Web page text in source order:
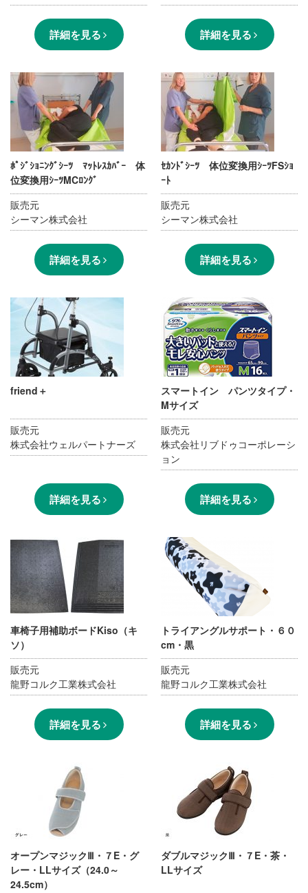
詳細を見る 詳細を見る
ﾎﾟｼﾞｼｮﾆﾝｸﾞｼｰﾂ ﾏｯﾄﾚｽｶﾊﾞｰ 体
位変換用ｼｰﾂMCﾛﾝｸﾞ
販売元
シーマン株式会社
詳細を見る
ｾｶﾝﾄﾞｼｰﾂ 体位変換用ｼｰﾂFSｼｮ
ｰﾄ
販売元
シーマン株式会社
詳細を見る
friend＋
販売元
株式会社ウェルパートナーズ
詳細を見る
スマートイン パンツタイプ・
Mサイズ
販売元
株式会社リブドゥコーポレーシ
ョン
詳細を見る
車椅子用補助ボードKiso（キ
ソ）
販売元
龍野コルク工業株式会社
詳細を見る
トライアングルサポート・６０
cm・黒
販売元
龍野コルク工業株式会社
詳細を見る
オープンマジックⅢ・７E・グ
レー・LLサイズ（24.0～
24.5cm）
ダブルマジックⅢ・７E・茶・
LLサイズ